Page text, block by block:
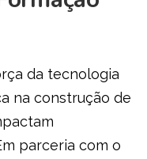
da tecnologia
na construção de
parceria com o